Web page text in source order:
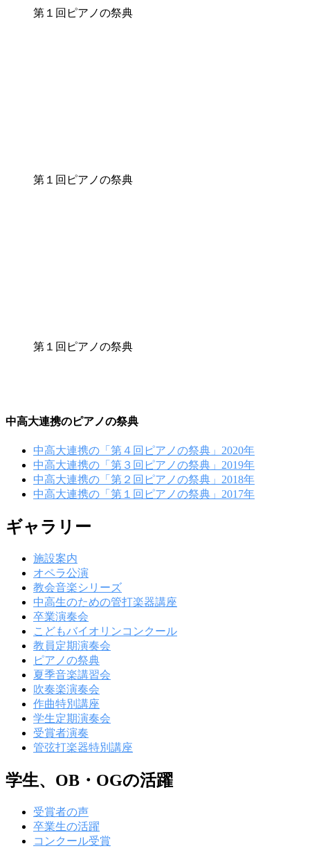
第１回ピアノの祭典
第１回ピアノの祭典
第１回ピアノの祭典
中高大連携のピアノの祭典
中高大連携の「第４回ピアノの祭典」2020年
中高大連携の「第３回ピアノの祭典」2019年
中高大連携の「第２回ピアノの祭典」2018年
中高大連携の「第１回ピアノの祭典」2017年
ギャラリー
施設案内
オペラ公演
教会音楽シリーズ
中高生のための管打楽器講座
卒業演奏会
こどもバイオリンコンクール
教員定期演奏会
ピアノの祭典
夏季音楽講習会
吹奏楽演奏会
作曲特別講座
学生定期演奏会
受賞者演奏
管弦打楽器特別講座
学生、OB・OGの活躍
受賞者の声
卒業生の活躍
コンクール受賞